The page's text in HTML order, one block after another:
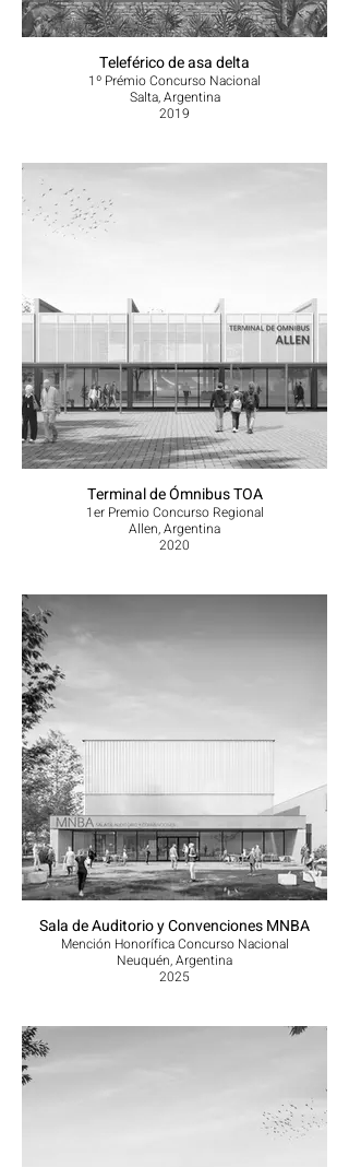
Teleférico de asa delta
1º Prémio Concurso Nacional
Salta, Argentina
2019
Terminal de Ómnibus TOA
1er Premio Concurso Regional
Allen, Argentina
2020
Sala de Auditorio y Convenciones MNBA
Mención Honorífica Concurso Nacional
Neuquén, Argentina
2025